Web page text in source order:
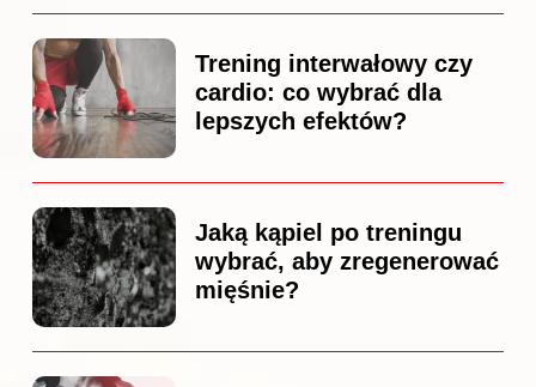
Trening interwałowy czy
cardio: co wybrać dla
lepszych efektów?
Jaką kąpiel po treningu
wybrać, aby zregenerować
mięśnie?